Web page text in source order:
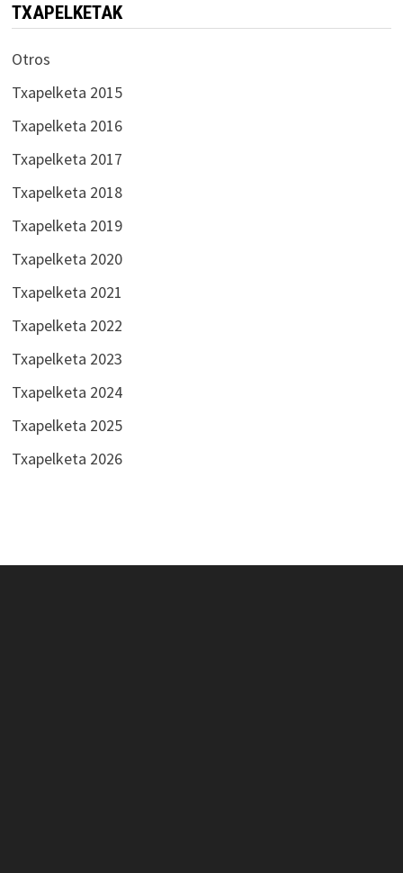
TXAPELKETAK
Otros
Txapelketa 2015
Txapelketa 2016
Txapelketa 2017
Txapelketa 2018
Txapelketa 2019
Txapelketa 2020
Txapelketa 2021
Txapelketa 2022
Txapelketa 2023
Txapelketa 2024
Txapelketa 2025
Txapelketa 2026